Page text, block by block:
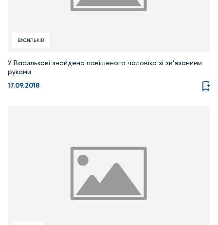
ВАСИЛЬКІВ
У Василькові знайдено повішеного чоловіка зі зв’язаними
руками
17.09.2018